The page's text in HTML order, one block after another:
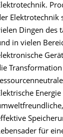
Elektrotechnik
Dingen des
in vielen
für